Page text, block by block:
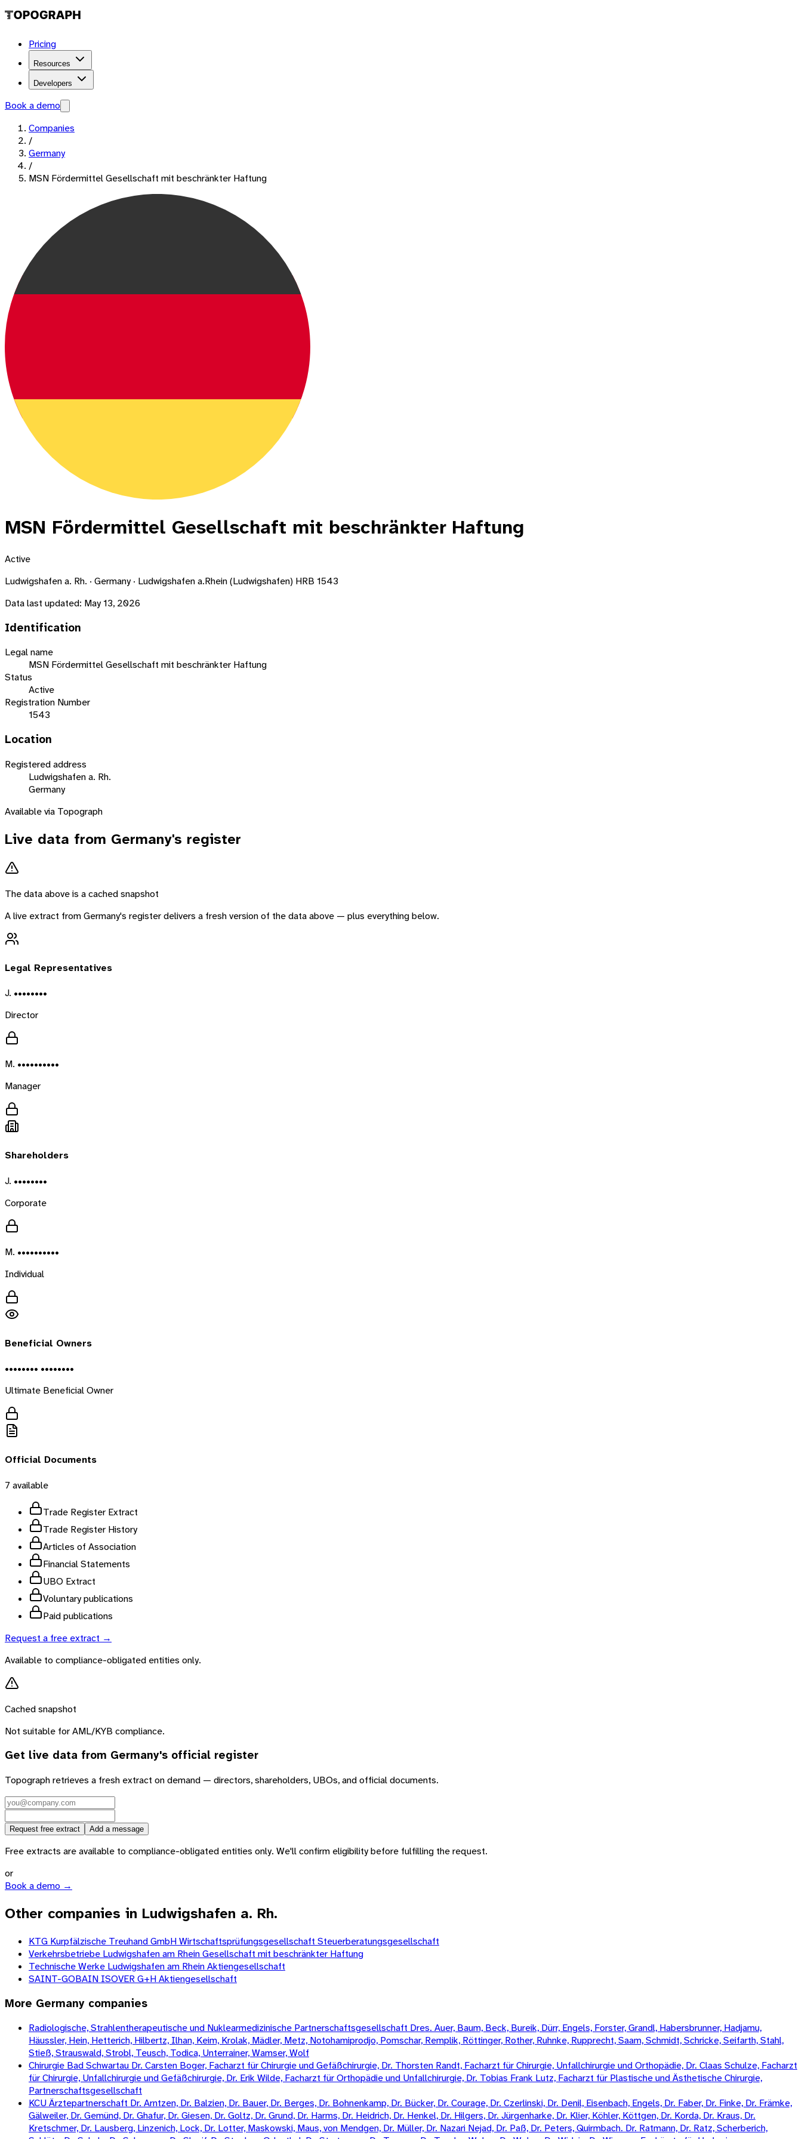
Pricing
Resources
Developers
Book a demo
Companies
/
Germany
/
MSN Fördermittel Gesellschaft mit beschränkter Haftung
MSN Fördermittel Gesellschaft mit beschränkter Haftung
Active
Ludwigshafen a. Rh. · Germany · Ludwigshafen a.Rhein (Ludwigshafen) HRB 1543
Data last updated: May 13, 2026
Identification
Legal name
MSN Fördermittel Gesellschaft mit beschränkter Haftung
Status
Active
Registration Number
1543
Location
Registered address
Ludwigshafen a. Rh.
Germany
Available via Topograph
Live data from Germany's register
The data above is a cached snapshot
A live extract fromGermany's register delivers a fresh version of the data above — plus everything below.
Legal Representatives
J. ••••••••
Director
M. ••••••••••
Manager
Shareholders
J. ••••••••
Corporate
M. ••••••••••
Individual
Beneficial Owners
•••••••• ••••••••
Ultimate Beneficial Owner
Official Documents
7 available
Trade Register Extract
Trade Register History
Articles of Association
Financial Statements
UBO Extract
Voluntary publications
Paid publications
Request a free extract →
Available to compliance-obligated entities only.
Cached snapshot
Not suitable for AML/KYB compliance.
Get live data from Germany's official register
Topograph retrieves a fresh extract on demand — directors, shareholders, UBOs, and official documents.
Request free extract Add a message
Free extracts are available to compliance-obligated entities only. We'll confirm eligibility before fulfilling the request.
or
Book a demo →
Other companies in Ludwigshafen a. Rh.
KTG Kurpfälzische Treuhand GmbH Wirtschaftsprüfungsgesellschaft Steuerberatungsgesellschaft
Verkehrsbetriebe Ludwigshafen am Rhein Gesellschaft mit beschränkter Haftung
Technische Werke Ludwigshafen am Rhein Aktiengesellschaft
SAINT-GOBAIN ISOVER G+H Aktiengesellschaft
More Germany companies
Radiologische, Strahlentherapeutische und Nuklearmedizinische Partnerschaftsgesellschaft Dres. Auer, Baum, Beck, Bureik, Dürr, Engels, Forster, Grandl, Habersbrunner, Hadjamu,
Häussler, Hein, Hetterich, Hilbertz, Ilhan, Keim, Krolak, Mädler, Metz, Notohamiprodjo, Pomschar, Remplik, Röttinger, Rother, Ruhnke, Rupprecht, Saam, Schmidt, Schricke, Seifarth, Stahl,
Stieß, Strauswald, Strobl, Teusch, Todica, Unterrainer, Wamser, Wolf
Chirurgie Bad Schwartau Dr. Carsten Boger, Facharzt für Chirurgie und Gefäßchirurgie, Dr. Thorsten Randt, Facharzt für Chirurgie, Unfallchirurgie und Orthopädie, Dr. Claas Schulze, Facharzt
für Chirurgie, Unfallchirurgie und Gefäßchirurgie, Dr. Erik Wilde, Facharzt für Orthopädie und Unfallchirurgie, Dr. Tobias Frank Lutz, Facharzt für Plastische und Ästhetische Chirurgie,
Partnerschaftsgesellschaft
KCU Ärztepartnerschaft Dr. Arntzen, Dr. Balzien, Dr. Bauer, Dr. Berges, Dr. Bohnenkamp, Dr. Bücker, Dr. Courage, Dr. Czerlinski, Dr. Denil, Eisenbach, Engels, Dr. Faber, Dr. Finke, Dr. Främke,
Gälweiler, Dr. Gemünd, Dr. Ghafur, Dr. Giesen, Dr. Goltz, Dr. Grund, Dr. Harms, Dr. Heidrich, Dr. Henkel, Dr. Hilgers, Dr. Jürgenharke, Dr. Klier, Köhler, Köttgen, Dr. Korda, Dr. Kraus, Dr.
Kretschmer, Dr. Lausberg, Linzenich, Lock, Dr. Lotter, Maskowski, Maus, von Mendgen, Dr. Müller, Dr. Nazari Nejad, Dr. Paß, Dr. Peters, Quirmbach. Dr. Ratmann, Dr. Ratz, Scherberich,